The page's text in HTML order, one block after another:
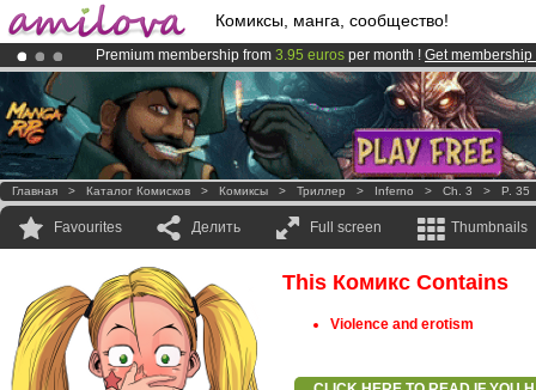
Комиксы, манга, сообщество!
Premium membership from 3.95 euros per month ! Get membership
AmilovaKickstarter is now LIVE!.
Already 100000membersand 1000 comics & mangas!.
Главная > Каталог Комисков > Комиксы > Триллер > Inferno > Ch. 3 > P. 35
Favourites Делить Full screen Thumbnails
This Комикс Contains
Violence and erotism